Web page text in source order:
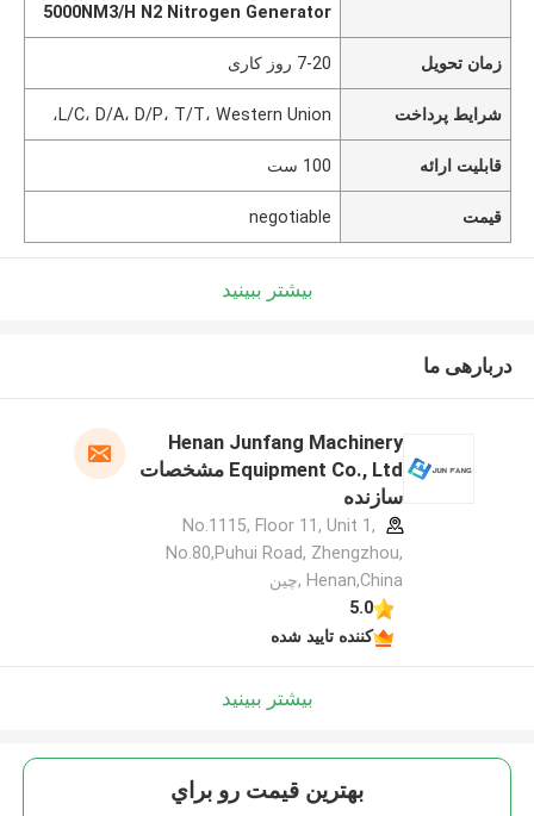
5000NM3/H N2 Nitrogen Generator
زمان تحویل 7-20 روز کاری
شرایط پرداخت L/C، D/A، D/P، T/T، Western Union،
قابلیت ارائه 100 ست
قیمت negotiable
بیشتر ببینید
دربارهی ما
Henan Junfang Machinery
Equipment Co., Ltd مشخصات
سازنده
No.1115, Floor 11, Unit 1,
No.80,Puhui Road, Zhengzhou,
Henan,China ,چین
5.0
کننده تایید شده
بیشتر ببینید
بهترين قيمت رو براي